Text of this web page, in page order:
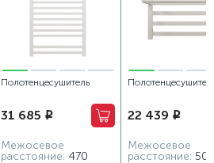
Полотенцесушитель
Quadro 500х764 белый
31 685 i
Межосевое
расстояние: 470
530x375 белый
22 439 i
Межосевое
расстояние: